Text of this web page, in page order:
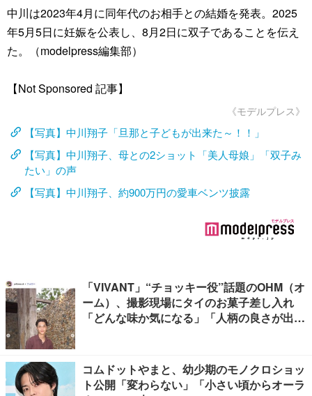
中川は2023年4月に同年代のお相手との結婚を発表。2025
年5月5日に妊娠を公表し、8月2日に双子であることを伝え
た。（modelpress編集部）
【Not Sponsored 記事】
《モデルプレス》
【写真】中川翔子「旦那と子どもが出来た～！！」
【写真】中川翔子、母との2ショット「美人母娘」「双子み
たい」の声
【写真】中川翔子、約900万円の愛車ベンツ披露
「VIVANT」“チョッキー役”話題のOHM（オ
ーム）、撮影現場にタイのお菓子差し入れ
「どんな味か気になる」「人柄の良さが出て
コムドットやまと、幼少期のモノクロショッ
ト公開「変わらない」「小さい頃からオーラ